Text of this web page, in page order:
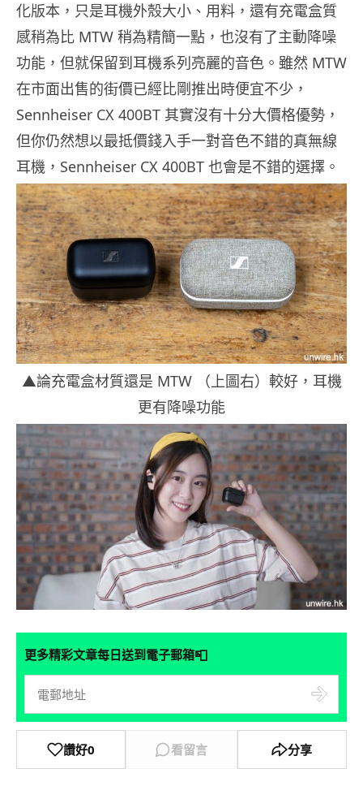
化版本，只是耳機外殼大小、用料，還有充電盒質
感稍為比 MTW 稍為精簡一點，也沒有了主動降噪
功能，但就保留到耳機系列亮麗的音色。雖然 MTW
在市面出售的街價已經比剛推出時便宜不少，
Sennheiser CX 400BT 其實沒有十分大價格優勢，
但你仍然想以最抵價錢入手一對音色不錯的真無線
耳機，Sennheiser CX 400BT 也會是不錯的選擇。
▲論充電盒材質還是 MTW （上圖右）較好，耳機
更有降噪功能
更多精彩文章每日送到電子郵箱📮
讚好0 看留言 分享